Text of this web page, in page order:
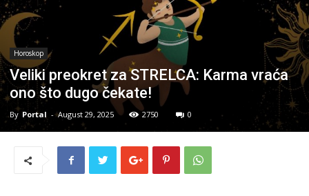
Horoskop
Veliki preokret za STRELCA: Karma vraća
ono što dugo čekate!
By Portal - August 29, 2025 2750 0